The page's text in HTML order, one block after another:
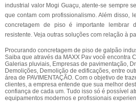
industrial valor Mogi Guaçu, atente-se sempre
que contam com profissionalismo. Além disso,
concretagem de piso é importante lembrar
resistente. Veja outras soluções com relação à
Procurando concretagem de piso de galpão
Saiba que através da MAXX Pav você encontra
Galerias pluviais, Empresas de pavimentação,
Demolições, Demolição de edificações, entre
área de PAVIMENTAÇÃO. Com o objetivo de
clientes, a empresa entende que sua melhor
confiança de cada um. Tudo isso só é possível
equipamentos modernos e profissionais